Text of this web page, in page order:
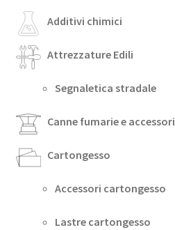
Additivi chimici
Attrezzature Edili
Segnaletica stradale
Canne fumarie e accessori
Cartongesso
Accessori cartongesso
Lastre cartongesso